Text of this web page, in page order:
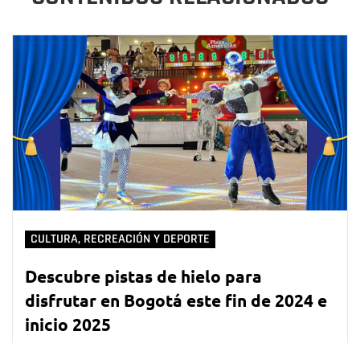
CULTURA, RECREACIÓN Y DEPORTE
Descubre pistas de hielo para
disfrutar en Bogotá este fin de 2024 e
inicio 2025